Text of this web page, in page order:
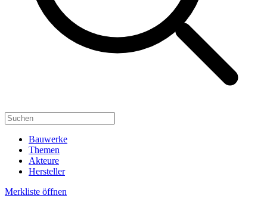
Bauwerke
Themen
Akteure
Hersteller
Merkliste öffnen